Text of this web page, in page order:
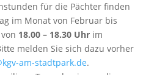
für die Pächter finden
im Monat von Februar bis
18.00 – 18.30 Uhr im
melden Sie sich dazu vorher
am-stadtpark.de.